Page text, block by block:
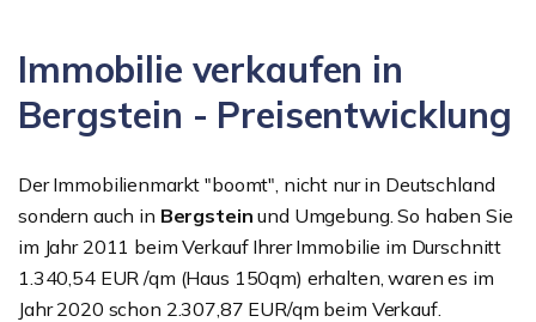
Immobilie verkaufen in
Bergstein - Preisentwicklung
Der Immobilienmarkt "boomt", nicht nur in Deutschland
sondern auch in Bergstein und Umgebung. So haben Sie
im Jahr 2011 beim Verkauf Ihrer Immobilie im Durschnitt
1.340,54 EUR /qm (Haus 150qm) erhalten, waren es im
Jahr 2020 schon 2.307,87 EUR/qm beim Verkauf.